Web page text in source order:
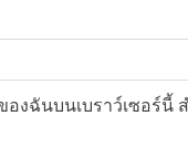
งฉันบนเบราว์เซอร์นี้